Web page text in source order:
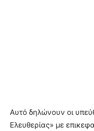
Αυτό δηλώνουν οι
Ελευθερίας» με